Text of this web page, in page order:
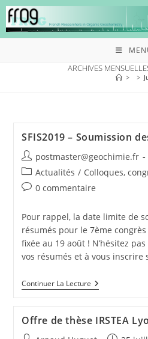
ARCHIVES
> >
SFIS2019 – Soumission
postmaster@geochimie.fr
Actualités / Colloques,
0 commentaire
Pour rappel, la date limite de
résumés pour le 7ème congrès
fixée au 19 août ! N’hésitez
vos résumés et à vous inscrire
Continuer La Lecture
Offre de thèse IRSTEA